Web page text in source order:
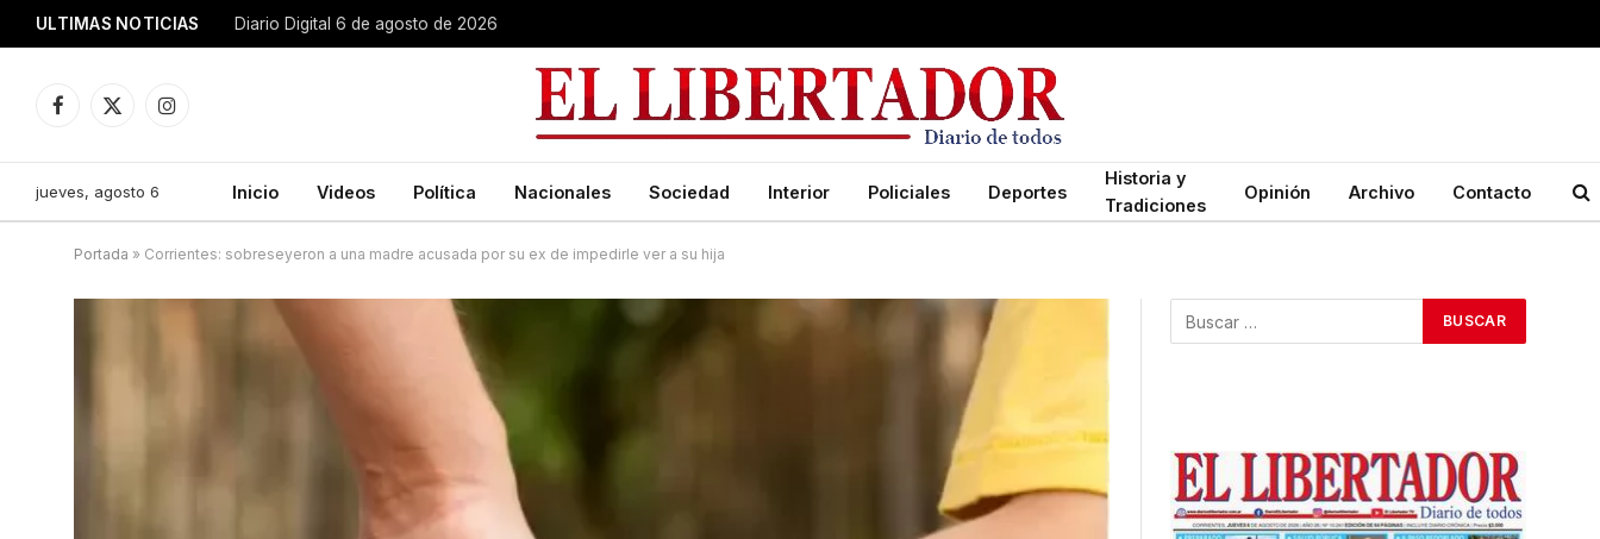
ULTIMAS NOTICIAS Diario Digital 6 de agosto de 2026
Facebook
X
Instagram
jueves, agosto 6 Inicio Videos Política Nacionales Sociedad Interior Policiales Deportes
Historia y
Tradiciones
Opinión Archivo Contacto
Portada » Corrientes: sobreseyeron a una madre acusada por su ex de impedirle ver a su hija